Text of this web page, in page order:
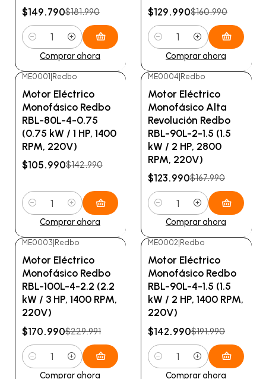
$149.790$181.990
Cantidad
Comprar ahora
$129.990$160.990
Cantidad
Comprar ahora
ME0001 Redbo
Motor Eléctrico
Monofásico Redbo
RBL-80L-4-0.75
(0.75 kW / 1 HP, 1400
RPM, 220V)
$105.990$142.990
Cantidad
Comprar ahora
ME0004 Redbo
Motor Eléctrico
Monofásico Alta
Revolución Redbo
RBL-90L-2-1.5 (1.5
kW / 2 HP, 2800
RPM, 220V)
$123.990$167.990
Cantidad
Comprar ahora
ME0003 Redbo
Motor Eléctrico
Monofásico Redbo
RBL-100L-4-2.2 (2.2
kW / 3 HP, 1400 RPM,
220V)
$170.990$229.991
Cantidad
Comprar ahora
ME0002 Redbo
Motor Eléctrico
Monofásico Redbo
RBL-90L-4-1.5 (1.5
kW / 2 HP, 1400 RPM,
220V)
$142.990$191.990
Cantidad
Comprar ahora